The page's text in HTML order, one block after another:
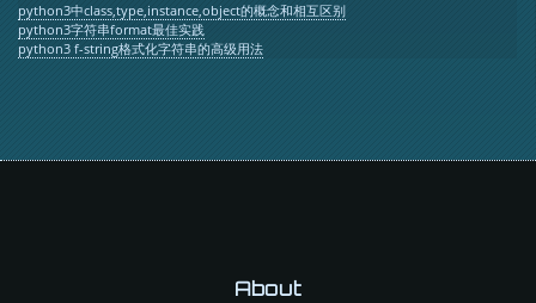
python3中class,type,instance,object的概念和相互区别
python3字符串format最佳实践
python3 f-string格式化字符串的高级用法
About